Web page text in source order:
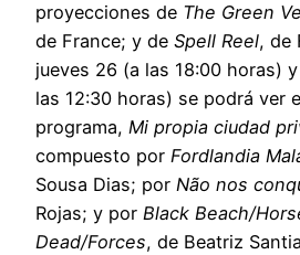
proyecciones de The Green
de France; y de Spell Reel, de
jueves 26 (a las 18:00 horas)
las 12:30 horas) se podrá ver
programa, Mi propia ciudad
compuesto por Fordlandia
Sousa Dias; por Não nos
Rojas; y por Black Beach/
Dead/Forces, de Beatriz